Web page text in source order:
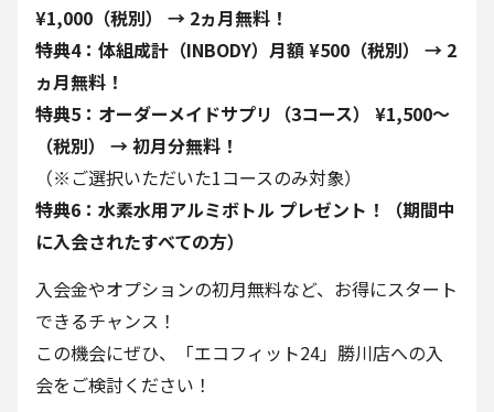
¥1,000（税別） → 2ヵ月無料！
特典4：体組成計（INBODY）月額 ¥500（税別） → 2
ヵ月無料！
特典5：オーダーメイドサプリ（3コース） ¥1,500〜
（税別） → 初月分無料！
（※ご選択いただいた1コースのみ対象）
特典6：水素水用アルミボトル プレゼント！（期間中
に入会されたすべての方）
入会金やオプションの初月無料など、お得にスタート
できるチャンス！
この機会にぜひ、「エコフィット24」勝川店への入
会をご検討ください！